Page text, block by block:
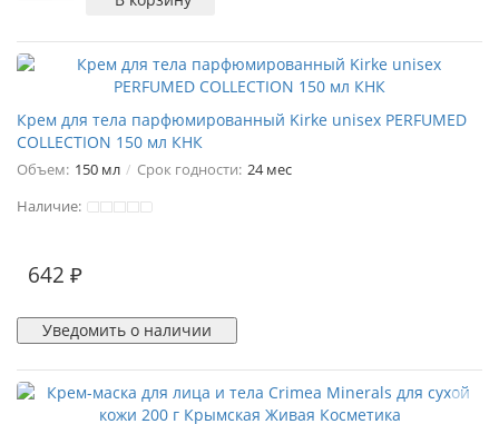
Крем для тела парфюмированный Kirke unisex PERFUMED
COLLECTION 150 мл КНК
Объем: 150 мл Срок годности: 24 мес
Наличие:
642 ₽
Уведомить о наличии